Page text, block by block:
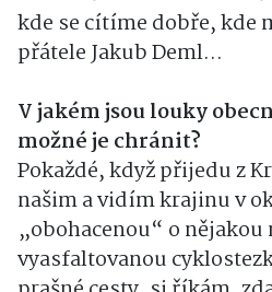
kde se cítíme dobře, kde
přátele Jakub Deml…
V jakém jsou louky
možné je chránit?
Pokaždé, když přijedu z
našim a vidím krajinu v
„obohacenou“ o nějakou
vyasfaltovanou